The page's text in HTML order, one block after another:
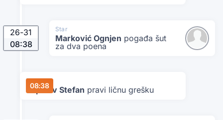
Star
Marković Ognjen pogađa šut
za dva poena
26-31
08:38
08:38
Danubius
Topalov Stefan pravi ličnu grešku